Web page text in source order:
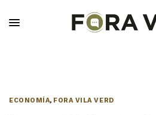
ECONOMÍA, FORA VILA VERD